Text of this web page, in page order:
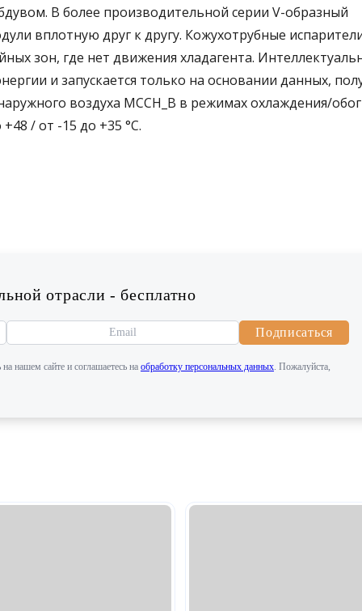
В более производительной серии V-образный
вплотную друг к другу. Кожухотрубные
зон, где нет движения хладагента.
и запускается только на основании данных,
воздуха MCCH_B в режимах охлаждения/
/ от -15 до +35 °С.
отрасли - бесплатно
Подписаться
нашем сайте и соглашаетесь на обработку персональных данных. Пожалуйста,